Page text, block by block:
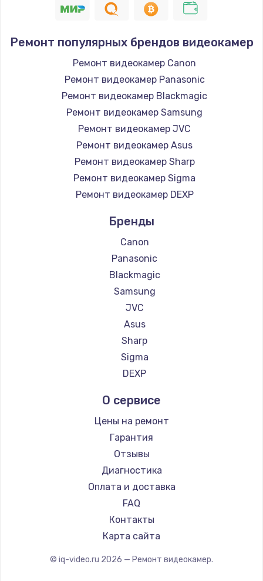
Заказать
Не работает
1400 руб.
Заказать
Восстановление цепи питания, пайка
880 руб.
Заказать
Программный ремонт/прошивка
390 руб.
Заказать
Замена Bluetooth/Wi-Fi модуля
800 руб.
Заказать
Замена картридера
890 руб.
Заказать
Замена микросхемы NFC
1100 руб.
Заказать
3900 руб.
Заказать
Настройка Wi-Fi
1030 руб.
Заказать
Ремонт популярных брендов видеокамер
Ремонт видеокамер Canon
Ремонт видеокамер Panasonic
Ремонт видеокамер Blackmagic
Ремонт видеокамер Samsung
Ремонт видеокамер JVC
Ремонт видеокамер Asus
Ремонт видеокамер Sharp
Ремонт видеокамер Sigma
Ремонт видеокамер DEXP
Бренды
Canon
Panasonic
Blackmagic
Samsung
JVC
Asus
Sharp
Sigma
DEXP
О сервисе
Цены на ремонт
Гарантия
Отзывы
Диагностика
Оплата и доставка
FAQ
Контакты
Карта сайта
© iq-video.ru 2026 — Ремонт видеокамер.